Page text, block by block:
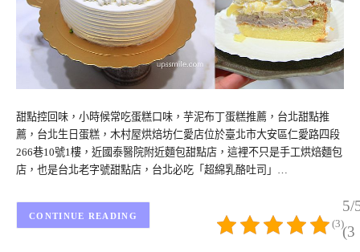
甜點控回味，小時候常吃蛋糕口味，芋泥布丁蛋糕推薦，台北甜點推
薦，台北生日蛋糕，木村屋烘焙坊仁愛店位於臺北市大安區仁愛路四段
266巷10號1樓，近國泰醫院附近麵包甜點店，這裡不只是手工烘焙麵包
店，也是台北老字號甜點店，台北必吃「超綿乳酪吐司」…
5/
(3
(3)
CONTINUE READING